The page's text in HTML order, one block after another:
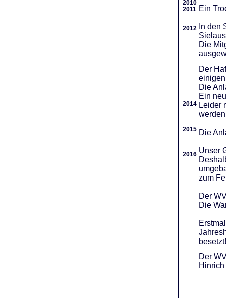
2010
2011
2012
2014
2015
2016
Ein
In den
Die
Der
Die
Ein
Leider
Die
Unser
zum
Der
Die
besetzt!
Der